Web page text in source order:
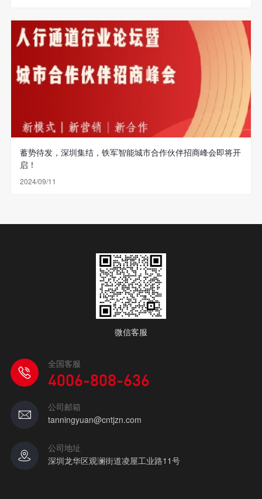
蓄势待发，深圳集结，铁军智能城市合作伙伴招商峰会即将开
启！
2024/09/11
微信客服
全国客服
4006-808-636
公司邮箱
tanningyuan@cntjzn.com
公司地址
深圳龙华区观澜街道凌屋工业路11号